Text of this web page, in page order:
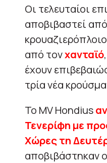
Οι τελευταίοι
αποβιβαστεί
από τονχανταϊό
έχουν
τρία νέα
Το MV Hondius
Τενερίφη με
Χώρες τη
αποβιβάστηκαν